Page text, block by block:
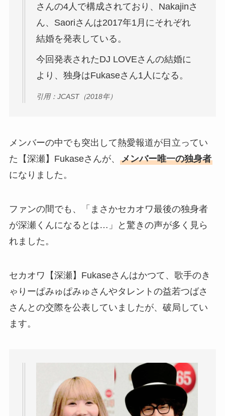
さんの4人で構成されており、Nakajinさ
ん、Saoriさんは2017年1月にそれぞれ
結婚を発表している。
今回発表されたDJ LOVEさんの結婚に
より、独身はFukaseさん1人になる。
引用：JCAST（2018年）
メンバーの中でも突出して熱愛報道が目立ってい
た【深瀬】Fukaseさんが、 メンバー唯一の独身者
になりました。
ファンの間でも、「まさかセカオワ最後の独身者
が深瀬くんになるとは…」と驚きの声が多く見ら
れました。
セカオワ【深瀬】Fukaseさんはかつて、歌手のき
ゃりーぱみゅぱみゅさんやタレントの益若つばさ
さんとの交際を公表していましたが、破局してい
ます。